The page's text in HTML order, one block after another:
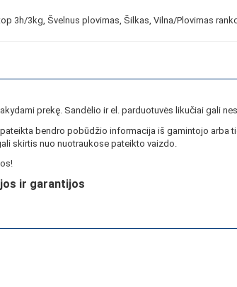
3h/3kg, Švelnus plovimas, Šilkas, Vilna/Plovimas
prekę. Sandėlio ir el. parduotuvės likučiai gali
bendro pobūdžio informacija iš gamintojo arba
skirtis nuo nuotraukose pateikto vaizdo.
ir garantijos